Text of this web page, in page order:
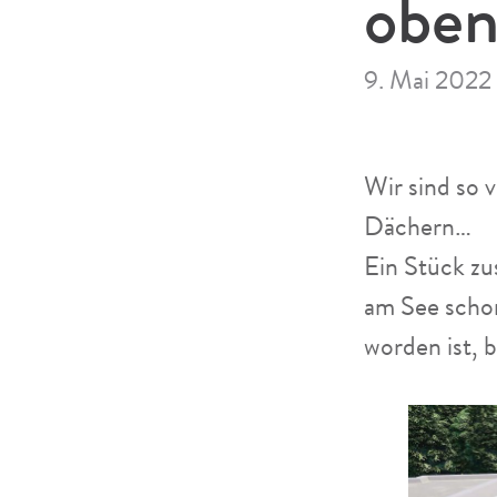
9. Mai 2022
Wir sind so
Dächern…
Ein Stück
am See
worden ist,